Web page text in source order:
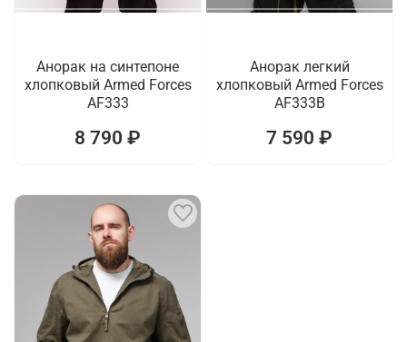
Анорак на синтепоне
хлопковый Armed Forces
AF333
8 790 ₽
Анорак легкий
хлопковый Armed Forces
AF333B
7 590 ₽